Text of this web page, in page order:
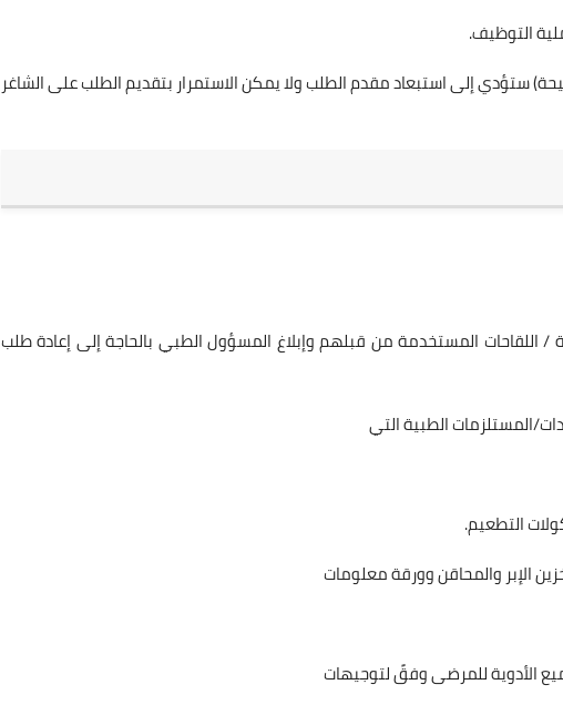
ستؤدي إلى استبعاد مقدم الطلب ولا يمكن الاستمرار بتقديم الطلب على الشاغر
/ اللقاحات المستخدمة من قبلهم وإبلاغ المسؤول الطبي بالحاجة إلى إعادة طلب
المستلزمات الطبية التي
التطعيم.
الإبر والمحاقن وورقة معلومات
الأدوية للمرضى وفقً لتوجيهات